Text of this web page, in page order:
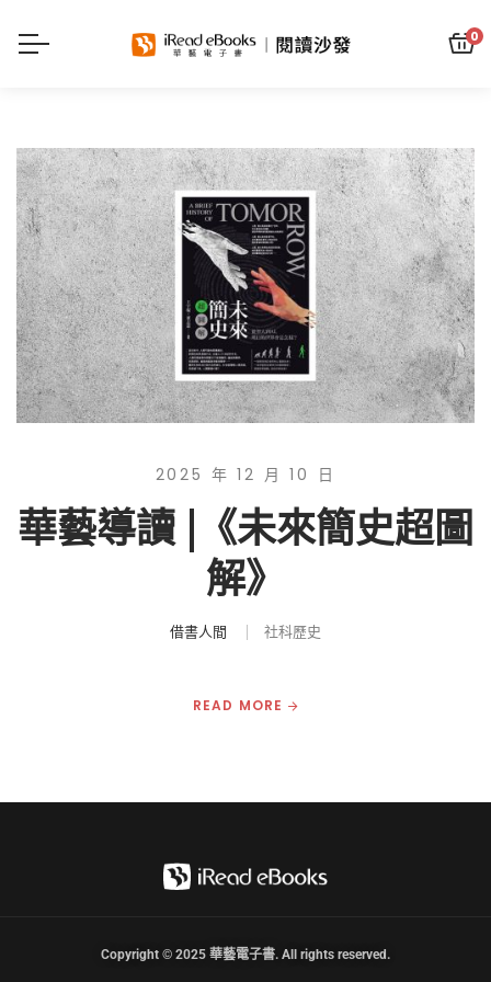
0
2025 年 12 月 10 日
華藝導讀 |《未來簡史超圖
解》
借書人間 社科歷史
READ MORE
Copyright © 2025 華藝電子書. All rights reserved.